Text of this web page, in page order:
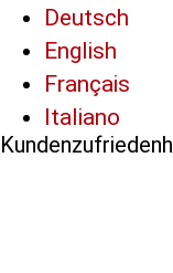
Deutsch
English
Français
Italiano